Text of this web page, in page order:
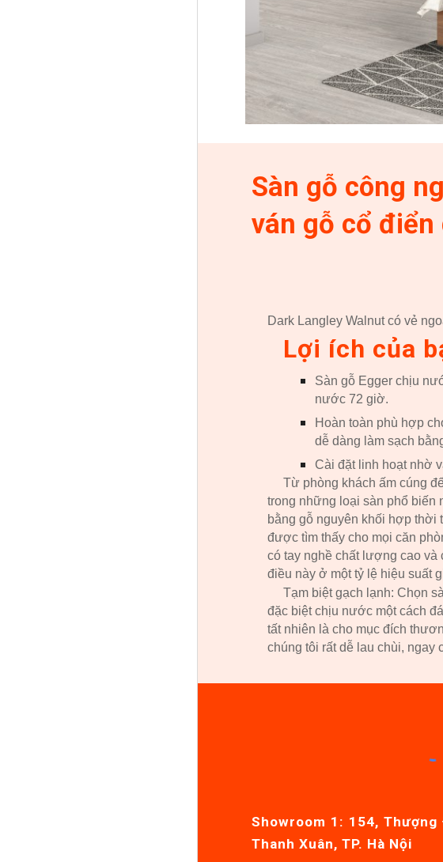
Sàn gỗ công
ván gỗ cổ
Dark Langley Walnut có vẻ
Lợi ích của
Sàn gỗ Egger chịu
nước 72 giờ.
Hoàn toàn phù hợp
dễ dàng làm sạch
Cài đặt linh hoạt nhờ
Từ phòng khách ấm cúng
trong những loại sàn phổ biến
bằng gỗ nguyên khối hợp thời
được tìm thấy cho mọi căn
có tay nghề chất lượng cao và
điều này ở một tỷ lệ hiệu suất
Tạm biệt gạch lạnh: Chọn
đặc biệt chịu nước một cách
tất nhiên là cho mục đích
chúng tôi rất dễ lau chùi,
Showroom 1: 154,
Thanh Xuân, TP. Hà Nội